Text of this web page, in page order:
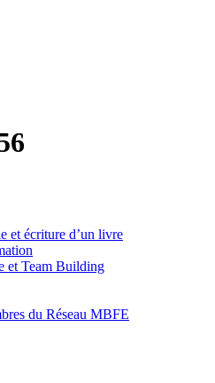
et écriture d’un livre
et Team Building
du Réseau MBFE